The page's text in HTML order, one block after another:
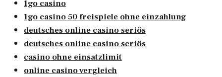
1go casino
1go casino 50 freispiele ohne einzahlung
deutsches online casino seriös
deutsches online casino seriös
casino ohne einsatzlimit
online casino vergleich